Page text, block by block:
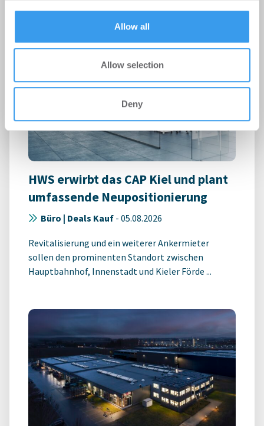
Allow all
Allow selection
Deny
HWS erwirbt das CAP Kiel und plant
umfassende Neupositionierung
Büro | Deals Kauf - 05.08.2026
Revitalisierung und ein weiterer Ankermieter
sollen den prominenten Standort zwischen
Hauptbahnhof, Innenstadt und Kieler Förde ...